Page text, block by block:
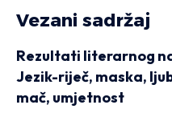
Vezani sadržaj
Rezultati literarnog
Jezik-riječ, maska,
mač, umjetnost